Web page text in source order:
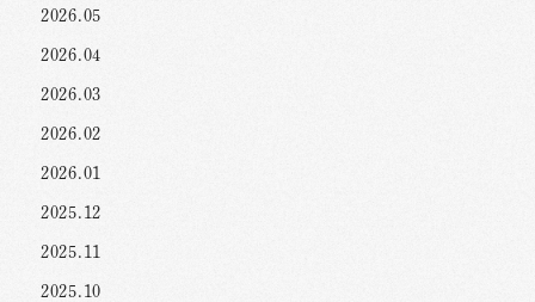
2026.05
2026.04
2026.03
2026.02
2026.01
2025.12
2025.11
2025.10